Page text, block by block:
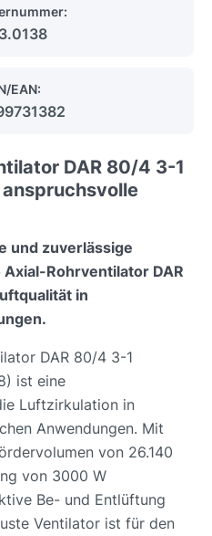
EAN:
DAR 80/4 3-1
und zuverlässige
Rohrventilator DAR
in
DAR 80/4 3-1
ist eine
Luftzirkulation in
Anwendungen. Mit
von 26.140
von 3000 W
Be- und Entlüftung
Ventilator ist für den